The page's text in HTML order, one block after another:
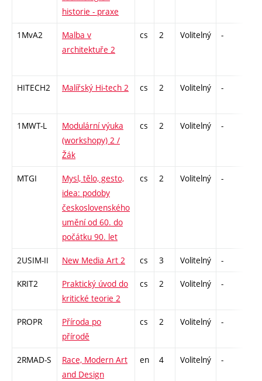
historie - praxe
1MvA2
Malba v
architektuře 2
cs 2 Volitelný -
HITECH2 Malířský Hi-tech 2 cs 2 Volitelný -
1MWT-L
Modulární výuka
(workshopy) 2 /
Žák
cs 2 Volitelný -
MTGI
Mysl, tělo, gesto,
idea: podoby
československého
umění od 60. do
počátku 90. let
cs 2 Volitelný -
2USIM-II New Media Art 2 cs 3 Volitelný -
KRIT2
Praktický úvod do
kritické teorie 2
cs 2 Volitelný -
PROPR
Příroda po
přírodě
cs 2 Volitelný -
2RMAD-S
Race, Modern Art
and Design
en 4 Volitelný -